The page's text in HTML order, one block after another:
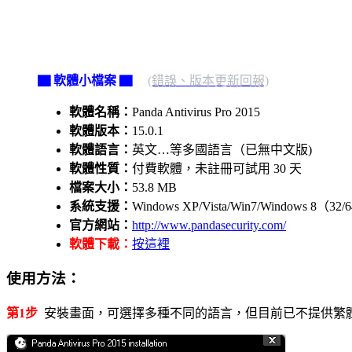
▇ 軟體小檔案 ▇ (錯誤、版本更新回報)
軟體名稱： Panda Antivirus Pro 2015
軟體版本： 15.0.1
軟體語言： 英文…等多國語言（已無中文版)
軟體性質： 付費軟體，未註冊可試用 30 天
檔案大小： 53.8 MB
系統支援： Windows XP/Vista/Win7/Windows 8（32/
官方網站： http://www.pandasecurity.com/
軟體下載： 按這裡
使用方法：
第1步 安裝畫面，可選擇多種不同的語言，但目前已不提供繁